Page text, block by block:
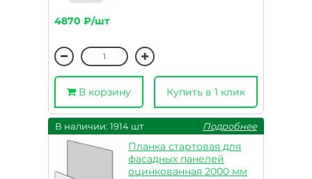
4870 ₽/шт
В корзину Купить в 1 клик
В наличии: 1914 шт Подробнее
Планка стартовая для
фасадных панелей
оцинкованная 2000 мм